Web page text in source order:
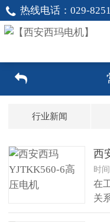
热线电话： 029-
行业新闻
西
时
在
关
西